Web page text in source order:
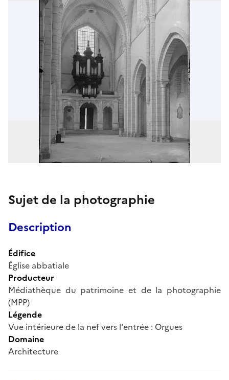
Sujet de la photographie
Description
Édifice
Église abbatiale
Producteur
Médiathèque du patrimoine et de la photographie
(MPP)
Légende
Vue intérieure de la nef vers l'entrée : Orgues
Domaine
Architecture